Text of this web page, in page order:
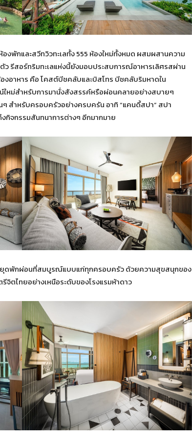
งพักและสวีทวิวทะเลทั้ง 555 ห้องใหม่ทั้งหมด ผสมผสานความ
รีสอร์ทริมทะเลแห่งนี้ยังมอบประสบการณ์อาหารเลิศรสผ่าน
อาหาร คือ โคสต์บีชคลับและบิสโทร บีชคลับริมหาดใน
ใหม่สำหรับการมานั่งสังสรรค์หรือผ่อนคลายอย่างสบายๆ
สำหรับครอบครัวอย่างครบครัน อาทิ “แคนดี้สปา” สปา
กิจกรรมสันทนาการต่างๆ อีกมากมาย
ยุดพักผ่อนที่สมบูรณ์แบบแก่ทุกครอบครัว ด้วยความสุขสนุกของ
จิตไทยอย่างเหนือระดับของโรงแรมห้าดาว